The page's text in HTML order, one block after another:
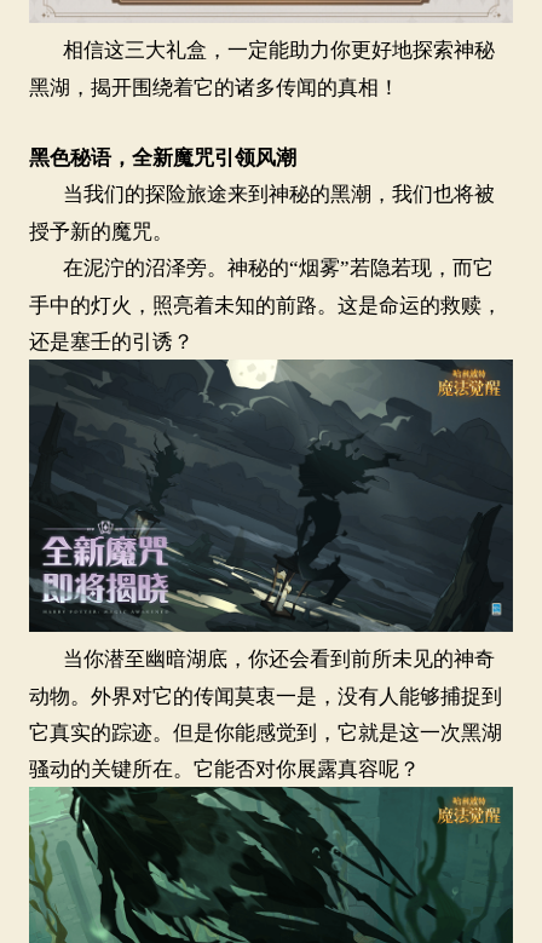
相信这三大礼盒，一定能助力你更好地探索神秘
黑湖，揭开围绕着它的诸多传闻的真相！
黑色秘语，全新魔咒引领风潮
当我们的探险旅途来到神秘的黑潮，我们也将被
授予新的魔咒。
在泥泞的沼泽旁。神秘的“烟雾”若隐若现，而它
手中的灯火，照亮着未知的前路。这是命运的救赎，
还是塞壬的引诱？
当你潜至幽暗湖底，你还会看到前所未见的神奇
动物。外界对它的传闻莫衷一是，没有人能够捕捉到
它真实的踪迹。但是你能感觉到，它就是这一次黑湖
骚动的关键所在。它能否对你展露真容呢？